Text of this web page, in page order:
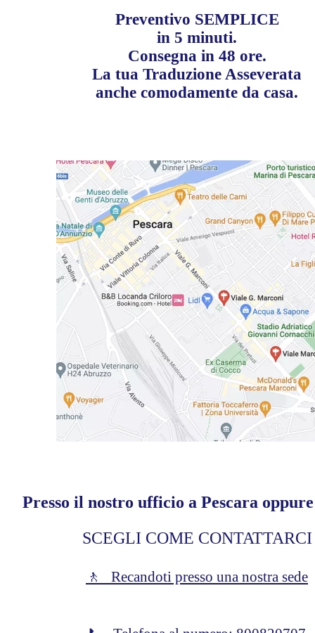
Preventivo SEMPLICE
in 5 minuti.
Consegna in 48 ore.
La tua Traduzione Asseverata
anche comodamente da casa.
Presso il nostro ufficio a Pescara
SCEGLI COME CONTATTARCI
🚶 Recandoti presso una nostra sede